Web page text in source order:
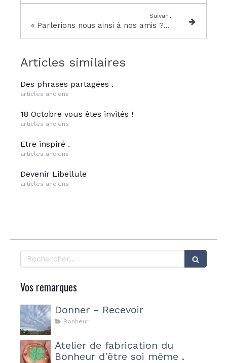
Suivant
« Parlerions nous ainsi à nos amis ? » Synthèse Semaine 1
Articles similaires
Des phrases partagées .
articles anciens
18 Octobre vous êtes invités !
articles anciens
Etre inspiré .
articles anciens
Devenir Libellule
articles anciens
Rechercher
Vos remarques
Donner - Recevoir
Bonheur
Atelier de fabrication du
Bonheur d'être soi même .